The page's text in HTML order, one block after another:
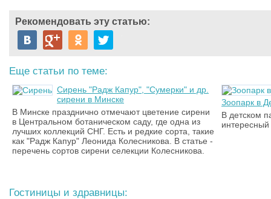
Рекомендовать эту статью:
Еще статьи по теме:
Сирень "Радж Капур", "Сумерки" и др.
сирени в Минске
В Минске празднично отмечают цветение сирени
в Центральном ботаническом саду, где одна из
лучших коллекций СНГ. Есть и редкие сорта, такие
как "Радж Капур" Леонида Колесникова. В статье -
перечень сортов сирени селекции Колесникова.
Зоопарк в
В детском
интересный
Гостиницы и здравницы: